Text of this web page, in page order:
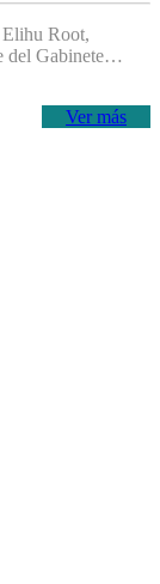
Root,
del Gabinete…
Ver más